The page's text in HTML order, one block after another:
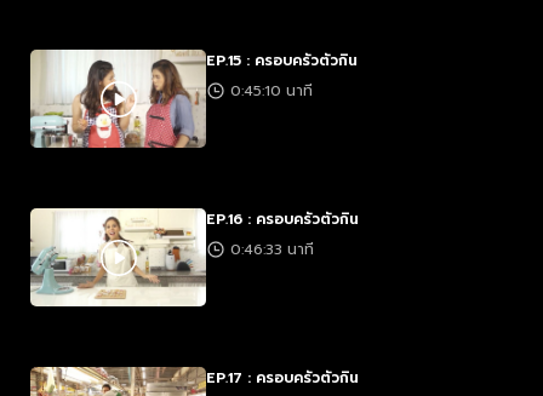
EP.15 : ครอบครัวตัวกิน
0:45:10 นาที
EP.16 : ครอบครัวตัวกิน
0:46:33 นาที
EP.17 : ครอบครัวตัวกิน